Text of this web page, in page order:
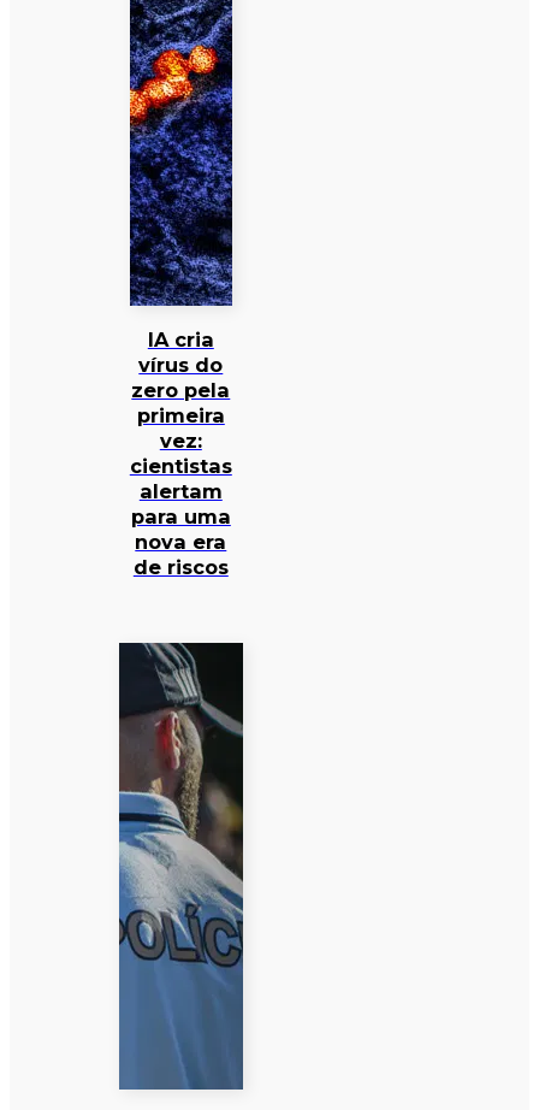
IA cria
vírus do
zero pela
primeira
vez:
cientistas
alertam
para uma
nova era
de riscos